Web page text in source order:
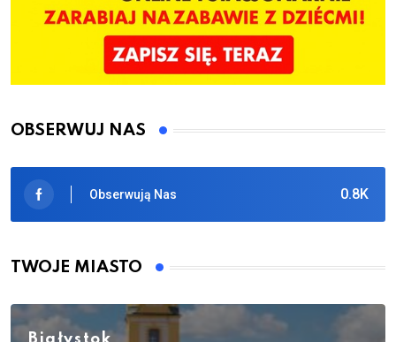
OBSERWUJ NAS
0.8K
Obserwują Nas
TWOJE MIASTO